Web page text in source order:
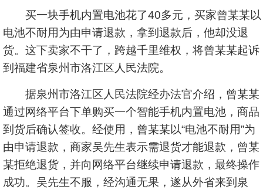
买一块手机内置电池花了40多元，买家曾某某以
电池不耐用为由申请退款，拿到退款后，他却没退
货。这下卖家不干了，跨越千里维权，将曾某某起诉
到福建省泉州市洛江区人民法院。
据泉州市洛江区人民法院经办法官介绍，曾某某
通过网络平台下单购买一个智能手机内置电池，商品
到货后确认签收。经使用，曾某某以“电池不耐用”为
由申请退款，商家吴先生表示需退货才能退款，曾某
某拒绝退货，并向网络平台继续申请退款，最终操作
成功。吴先生不服，经沟通无果，遂从外省来到泉